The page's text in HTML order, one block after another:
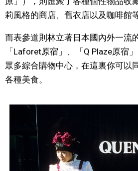
莉風格的商店、舊衣店以及咖啡館等
而表參道則林立著日本國內外一流
「Laforet原宿」、「Q Plaze原宿
眾多綜合購物中心，在這裏你可以
各種美食。